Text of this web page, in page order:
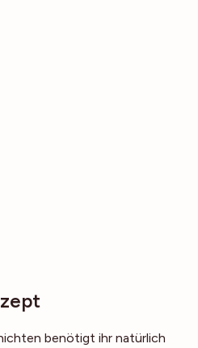
benötigt ihr natürlich